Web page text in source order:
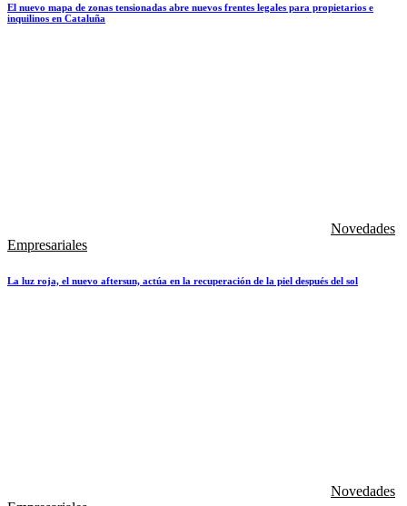
El nuevo mapa de zonas tensionadas abre nuevos frentes legales para propietarios e
inquilinos en Cataluña
Novedades
Empresariales
La luz roja, el nuevo aftersun, actúa en la recuperación de la piel después del sol
Novedades